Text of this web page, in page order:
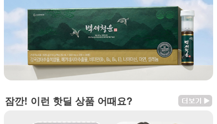
잠깐! 이런 핫딜 상품 어때요?